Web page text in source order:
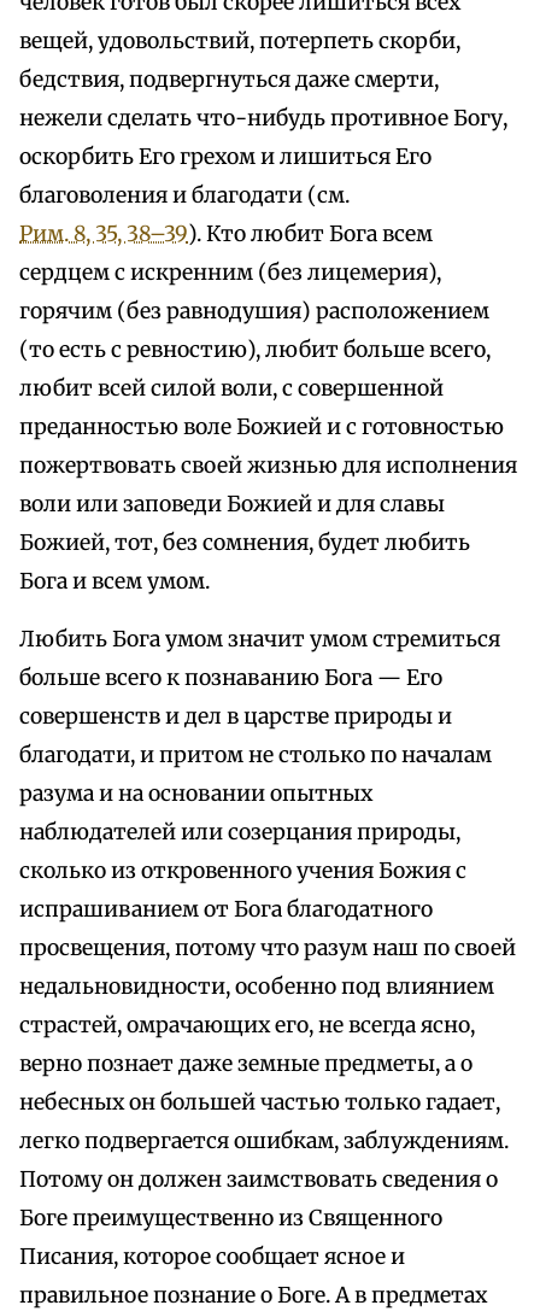
вещей, удовольствий, потерпеть скорби,
бедствия, подвергнуться даже смерти,
нежели сделать что-нибудь противное Богу,
оскорбить Его грехом и лишиться Его
благоволения и благодати (см.
Рим. 8, 35, 38–39). Кто любит Бога всем
сердцем с искренним (без лицемерия),
горячим (без равнодушия) расположением
(то есть с ревностию), любит больше всего,
любит всей силой воли, с совершенной
преданностью воле Божией и с готовностью
пожертвовать своей жизнью для исполнения
воли или заповеди Божией и для славы
Божией, тот, без сомнения, будет любить
Бога и всем умом.
Любить Бога умом значит умом стремиться
больше всего к познаванию Бога — Его
совершенств и дел в царстве природы и
благодати, и притом не столько по началам
разума и на основании опытных
наблюдателей или созерцания природы,
сколько из откровенного учения Божия с
испрашиванием от Бога благодатного
просвещения, потому что разум наш по своей
недальновидности, особенно под влиянием
страстей, омрачающих его, не всегда ясно,
верно познает даже земные предметы, а о
небесных он большей частью только гадает,
легко подвергается ошибкам, заблуждениям.
Потому он должен заимствовать сведения о
Боге преимущественно из Священного
Писания, которое сообщает ясное и
правильное познание о Боге. А в предметах